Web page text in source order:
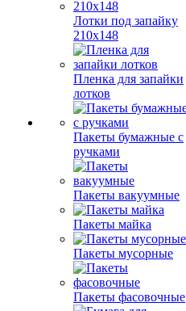
Лотки под запайку
210х148
Пленка для запайки
лотков
Пакеты бумажные с
ручками
Пакеты вакуумные
Пакеты майка
Пакеты мусорные
Пакеты фасовочные